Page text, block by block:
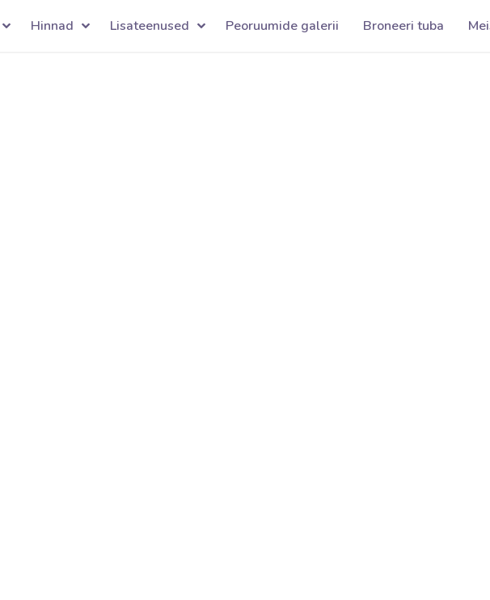
Hinnad Lisateenused Peoruumide galerii Broneeri tuba